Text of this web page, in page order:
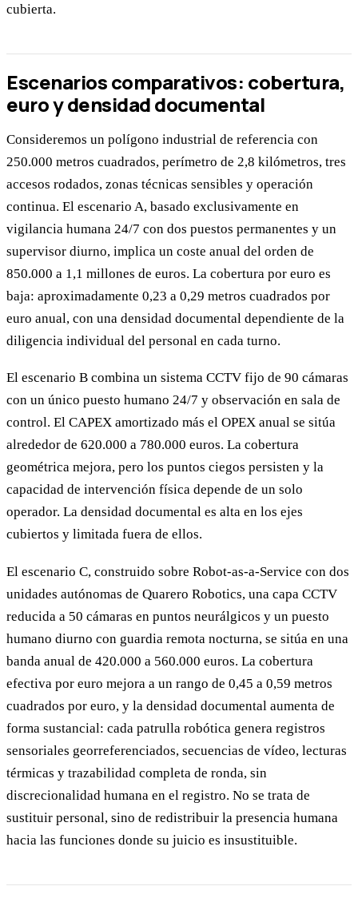
cubierta.
Escenarios comparativos: cobertura,
euro y densidad documental
Consideremos un polígono industrial de referencia con
250.000 metros cuadrados, perímetro de 2,8 kilómetros, tres
accesos rodados, zonas técnicas sensibles y operación
continua. El escenario A, basado exclusivamente en
vigilancia humana 24/7 con dos puestos permanentes y un
supervisor diurno, implica un coste anual del orden de
850.000 a 1,1 millones de euros. La cobertura por euro es
baja: aproximadamente 0,23 a 0,29 metros cuadrados por
euro anual, con una densidad documental dependiente de la
diligencia individual del personal en cada turno.
El escenario B combina un sistema CCTV fijo de 90 cámaras
con un único puesto humano 24/7 y observación en sala de
control. El CAPEX amortizado más el OPEX anual se sitúa
alrededor de 620.000 a 780.000 euros. La cobertura
geométrica mejora, pero los puntos ciegos persisten y la
capacidad de intervención física depende de un solo
operador. La densidad documental es alta en los ejes
cubiertos y limitada fuera de ellos.
El escenario C, construido sobre Robot-as-a-Service con dos
unidades autónomas de Quarero Robotics, una capa CCTV
reducida a 50 cámaras en puntos neurálgicos y un puesto
humano diurno con guardia remota nocturna, se sitúa en una
banda anual de 420.000 a 560.000 euros. La cobertura
efectiva por euro mejora a un rango de 0,45 a 0,59 metros
cuadrados por euro, y la densidad documental aumenta de
forma sustancial: cada patrulla robótica genera registros
sensoriales georreferenciados, secuencias de vídeo, lecturas
térmicas y trazabilidad completa de ronda, sin
discrecionalidad humana en el registro. No se trata de
sustituir personal, sino de redistribuir la presencia humana
hacia las funciones donde su juicio es insustituible.